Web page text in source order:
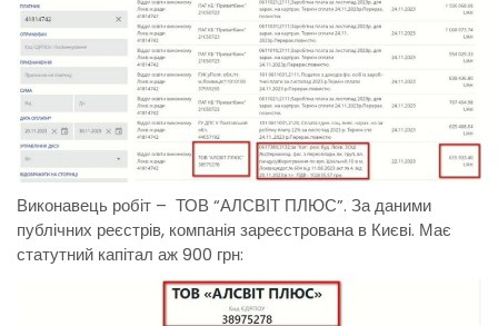
Виконавець робіт – ТОВ “АЛСВІТ ПЛЮС”. За даними
публічних реєстрів, компанія зареєстрована в Києві. Має
статутний капітал аж 900 грн: